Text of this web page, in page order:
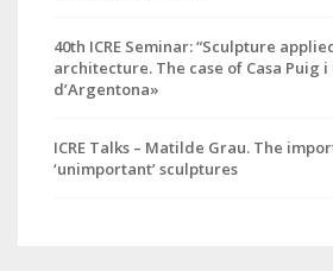
40th ICRE Seminar: “Sculpture
architecture. The case of Casa Puig
d’Argentona»
ICRE Talks – Matilde Grau. The
‘unimportant’ sculptures